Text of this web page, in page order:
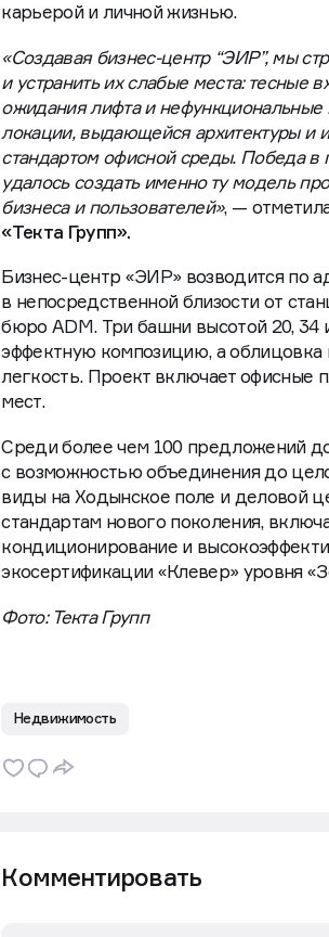
карьерой и личной жизнью.
«Создавая бизнес-центр “ЭИР”, мы
и устранить их слабые места: тесные
ожидания лифта и
локации, выдающейся архитектуры и
стандартом офисной среды. Победа в
удалось создать именно ту модель
бизнеса и пользователей», —
«Текта Групп».
Бизнес-центр «ЭИР» возводится по
в непосредственной близости от
бюро ADM. Три башни высотой 20,
эффектную композицию, а облицовка
легкость. Проект включает офисные
мест.
Среди более чем 100 предложений
с возможностью объединения до
виды на Ходынское поле и деловой
стандартам нового поколения,
кондиционирование и
экосертификации «Клевер» уровня
Фото: Текта Групп
Недвижимость
Комментировать